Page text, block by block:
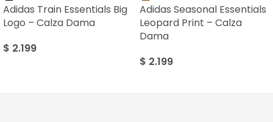
Adidas Train Essentials Big
Logo – Calza Dama
$ 2.199
Adidas Seasonal Essentials
Leopard Print – Calza
Dama
$ 2.199